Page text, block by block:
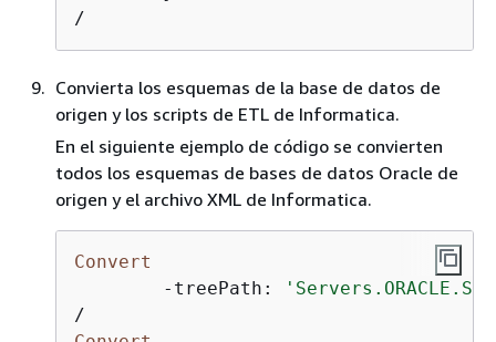
/
Convierta los esquemas de la base de datos de
origen y los scripts de ETL de Informatica.
En el siguiente ejemplo de código se convierten
todos los esquemas de bases de datos Oracle de
origen y el archivo XML de Informatica.
Convert
- treePath:
/